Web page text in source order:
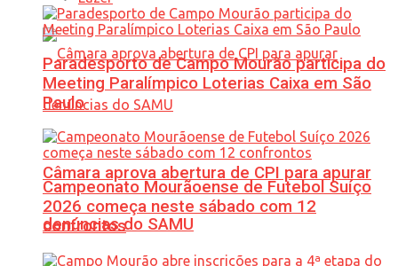
Câmara aprova abertura de CPI para apurar
denúncias do SAMU
Paradesporto de Campo Mourão participa do
Meeting Paralímpico Loterias Caixa em São
Paulo
Campeonato Mourãoense de Futebol Suíço
2026 começa neste sábado com 12
confrontos